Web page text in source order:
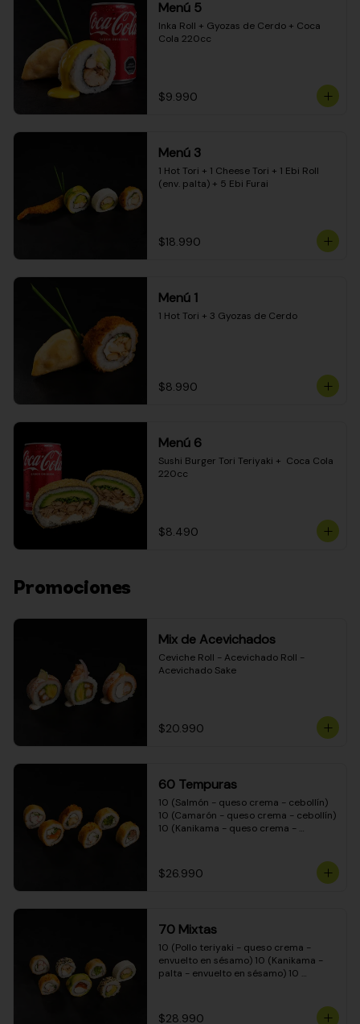
Menú 5
Inka Roll + Gyozas de Cerdo + Coca
Cola 220cc
$9.990
Menú 3
1 Hot Tori + 1 Cheese Tori + 1 Ebi Roll
(env. palta) + 5 Ebi Furai
$18.990
Menú 1
1 Hot Tori + 3 Gyozas de Cerdo
$8.990
Menú 6
Sushi Burger Tori Teriyaki +  Coca Cola
220cc
$8.490
Promociones
Mix de Acevichados
Ceviche Roll - Acevichado Roll -
Acevichado Sake
$20.990
60 Tempuras
10 (Salmón - queso crema - cebollín)
10 (Camarón - queso crema - cebollín)
10 (Kanikama - queso crema -
crema - cebollín) 10 (Carne - queso
crema - cebollín)
$26.990
70 Mixtas
10 (Pollo teriyaki - queso crema -
envuelto en sésamo) 10 (Kanikama -
palta - envuelto en sésamo) 10
- envuelto en queso crema) 10
$28.990